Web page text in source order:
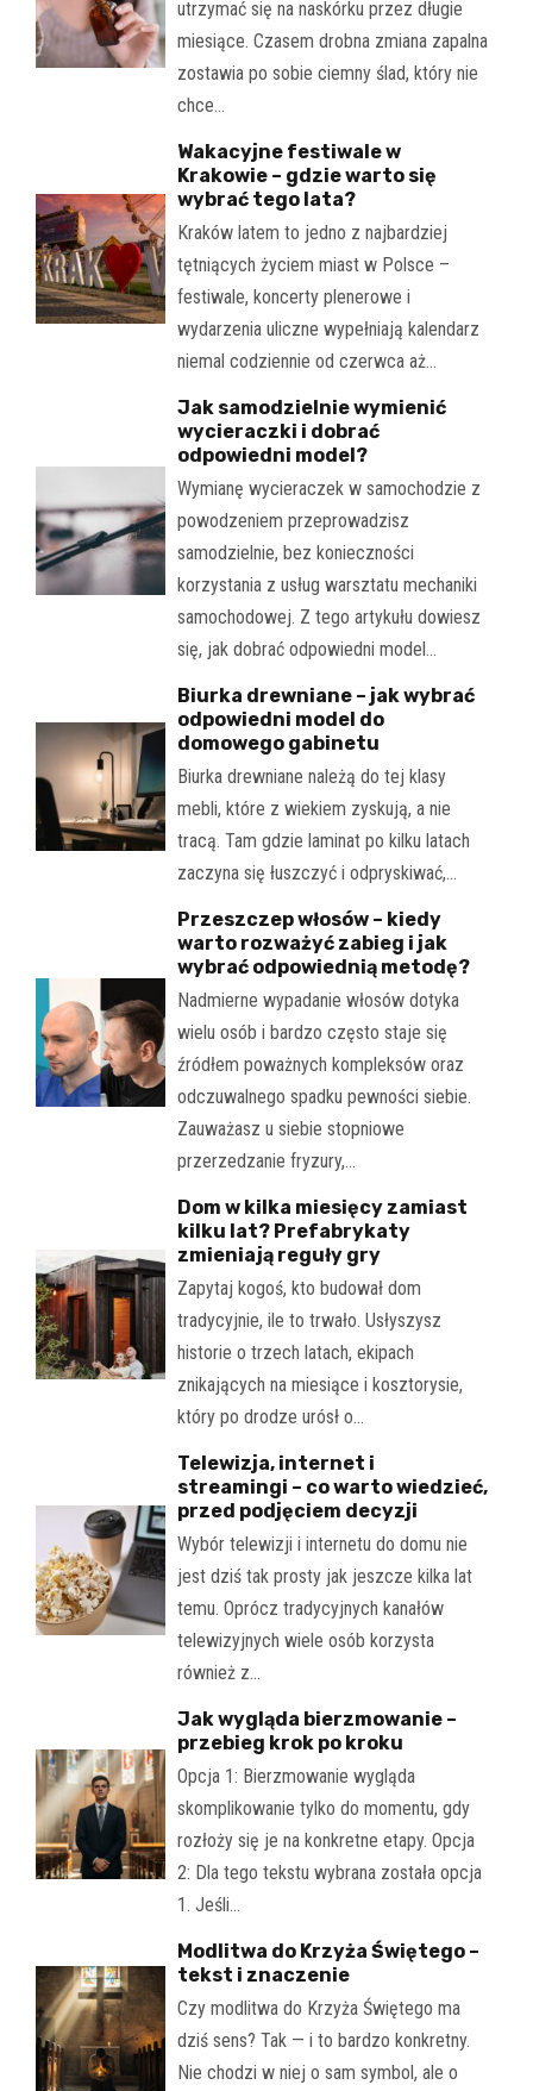
utrzymać się na naskórku przez długie
miesiące. Czasem drobna zmiana zapalna
zostawia po sobie ciemny ślad, który nie
chce…
Wakacyjne festiwale w
Krakowie – gdzie warto się
wybrać tego lata?
Kraków latem to jedno z najbardziej
tętniących życiem miast w Polsce –
festiwale, koncerty plenerowe i
wydarzenia uliczne wypełniają kalendarz
niemal codziennie od czerwca aż…
Jak samodzielnie wymienić
wycieraczki i dobrać
odpowiedni model?
Wymianę wycieraczek w samochodzie z
powodzeniem przeprowadzisz
samodzielnie, bez konieczności
korzystania z usług warsztatu mechaniki
samochodowej. Z tego artykułu dowiesz
się, jak dobrać odpowiedni model…
Biurka drewniane – jak wybrać
odpowiedni model do
domowego gabinetu
Biurka drewniane należą do tej klasy
mebli, które z wiekiem zyskują, a nie
tracą. Tam gdzie laminat po kilku latach
zaczyna się łuszczyć i odpryskiwać,…
Przeszczep włosów – kiedy
warto rozważyć zabieg i jak
wybrać odpowiednią metodę?
Nadmierne wypadanie włosów dotyka
wielu osób i bardzo często staje się
źródłem poważnych kompleksów oraz
odczuwalnego spadku pewności siebie.
Zauważasz u siebie stopniowe
przerzedzanie fryzury,…
Dom w kilka miesięcy zamiast
kilku lat? Prefabrykaty
zmieniają reguły gry
Zapytaj kogoś, kto budował dom
tradycyjnie, ile to trwało. Usłyszysz
historie o trzech latach, ekipach
znikających na miesiące i kosztorysie,
który po drodze urósł o…
Telewizja, internet i
streamingi – co warto wiedzieć,
przed podjęciem decyzji
Wybór telewizji i internetu do domu nie
jest dziś tak prosty jak jeszcze kilka lat
temu. Oprócz tradycyjnych kanałów
telewizyjnych wiele osób korzysta
również z…
Jak wygląda bierzmowanie –
przebieg krok po kroku
Opcja 1: Bierzmowanie wygląda
skomplikowanie tylko do momentu, gdy
rozłoży się je na konkretne etapy. Opcja
2: Dla tego tekstu wybrana została opcja
1. Jeśli…
Modlitwa do Krzyża Świętego –
tekst i znaczenie
Czy modlitwa do Krzyża Świętego ma
dziś sens? Tak — i to bardzo konkretny.
Nie chodzi w niej o sam symbol, ale o